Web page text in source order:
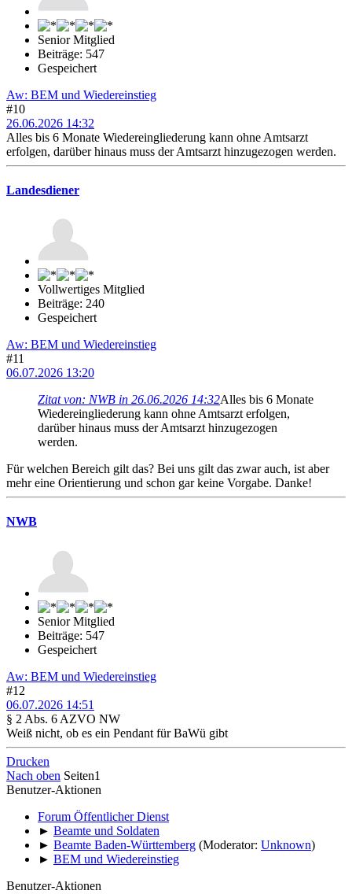
Senior Mitglied
Beiträge: 547
Gespeichert
Aw: BEM und Wiedereinstieg
#10
26.06.2026 14:32
Alles bis 6 Monate Wiedereingliederung kann ohne Amtsarzt
erfolgen, darüber hinaus muss der Amtsarzt hinzugezogen werden.
Landesdiener
Vollwertiges Mitglied
Beiträge: 240
Gespeichert
Aw: BEM und Wiedereinstieg
#11
06.07.2026 13:20
Zitat von: NWB in 26.06.2026 14:32Alles bis 6 Monate
Wiedereingliederung kann ohne Amtsarzt erfolgen,
darüber hinaus muss der Amtsarzt hinzugezogen
werden.
Für welchen Bereich gilt das? Bei uns gilt das zwar auch, ist aber
mehr eine Orientierung und schon gar keine Vorgabe. Danke!
NWB
Senior Mitglied
Beiträge: 547
Gespeichert
Aw: BEM und Wiedereinstieg
#12
06.07.2026 14:51
§ 2 Abs. 6 AZVO NW
Weiß nicht, ob es ein Pendant für BaWü gibt
Drucken
Nach oben Seiten1
Benutzer-Aktionen
Forum Öffentlicher Dienst
► Beamte und Soldaten
► Beamte Baden-Württemberg (Moderator: Unknown)
► BEM und Wiedereinstieg
Benutzer-Aktionen